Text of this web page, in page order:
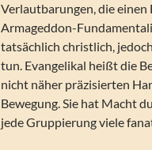
Verlautbarungen, die
Armageddon-
tatsächlich christlich,
tun. Evangelikal heißt die
nicht näher präzisierten
Bewegung. Sie hat Macht
jede Gruppierung viele